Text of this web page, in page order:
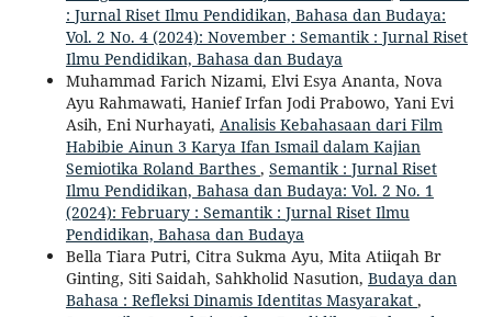
: Jurnal Riset Ilmu Pendidikan, Bahasa dan Budaya:
Vol. 2 No. 4 (2024): November : Semantik : Jurnal Riset
Ilmu Pendidikan, Bahasa dan Budaya
Muhammad Farich Nizami, Elvi Esya Ananta, Nova
Ayu Rahmawati, Hanief Irfan Jodi Prabowo, Yani Evi
Asih, Eni Nurhayati, Analisis Kebahasaan dari Film
Habibie Ainun 3 Karya Ifan Ismail dalam Kajian
Semiotika Roland Barthes , Semantik : Jurnal Riset
Ilmu Pendidikan, Bahasa dan Budaya: Vol. 2 No. 1
(2024): February : Semantik : Jurnal Riset Ilmu
Pendidikan, Bahasa dan Budaya
Bella Tiara Putri, Citra Sukma Ayu, Mita Atiiqah Br
Ginting, Siti Saidah, Sahkholid Nasution, Budaya dan
Bahasa : Refleksi Dinamis Identitas Masyarakat ,